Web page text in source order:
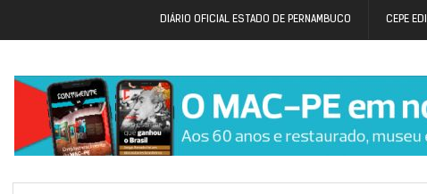
DIÁRIO OFICIAL ESTADO DE PERNAMBUCO CEPE